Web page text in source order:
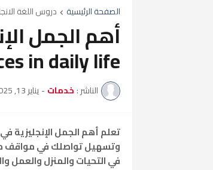
الصفحة الرئيسية دروس اللغة
in daily life
الناشر : خدمات - يناير 13, 2025
تعلمأهم الجمل الإنجليزية
وتسهيل تواصلك في مواقف
في التحيات والمنزل والعمل